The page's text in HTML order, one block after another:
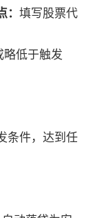
： 填写股票代
略低于触发
条件，达到任